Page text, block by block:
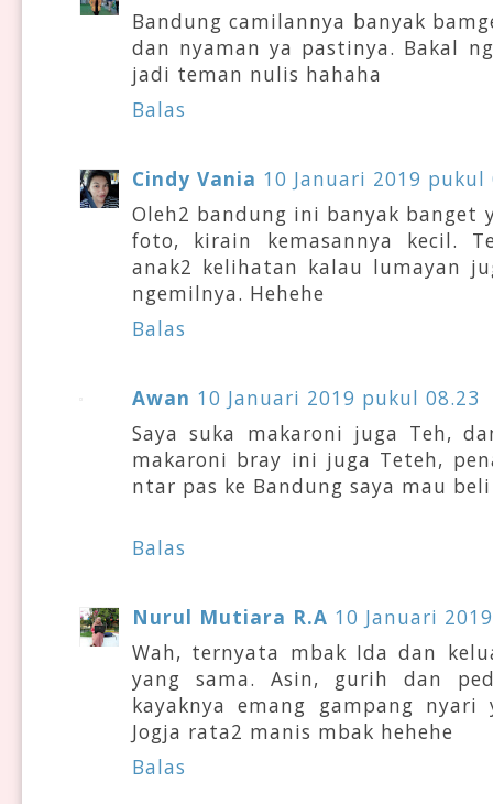
Bandung camilannya banyak
dan nyaman ya pastinya. Bakal
jadi teman nulis hahaha
Balas
Cindy Vania 10 Januari 2019 pukul
Oleh2 bandung ini banyak banget
foto, kirain kemasannya kecil.
anak2 kelihatan kalau lumayan
ngemilnya. Hehehe
Balas
Awan 10 Januari 2019 pukul 08.23
Saya suka makaroni juga Teh,
makaroni bray ini juga Teteh,
ntar pas ke Bandung saya mau
Balas
Nurul Mutiara R.A 10 Januari
Wah, ternyata mbak Ida dan
yang sama. Asin, gurih dan
kayaknya emang gampang
Jogja rata2 manis mbak hehehe
Balas